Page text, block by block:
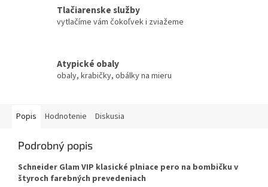
Tlačiarenske služby
vytlačíme vám čokoľvek i zviažeme
Atypické obaly
obaly, krabičky, obálky na mieru
Popis Hodnotenie Diskusia
Podrobný popis
Schneider Glam VIP klasické plniace pero na bombičku v
štyroch farebných prevedeniach